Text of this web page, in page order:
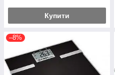
Купити
–8%